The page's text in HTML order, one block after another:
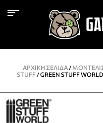
ΑΡΧΙΚΉ ΣΕΛΊΔΑ/
STUFF/ GREEN STUFF